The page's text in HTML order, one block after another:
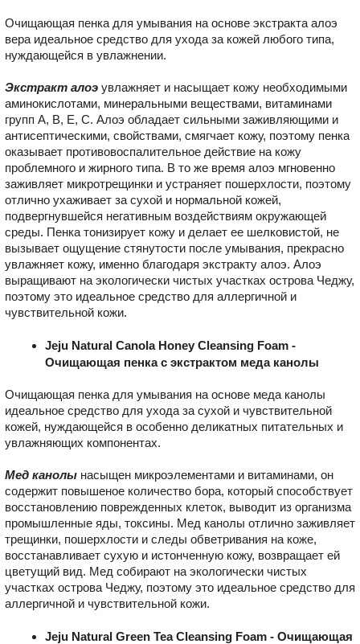
Очищающая пенка для умывания на основе экстракта алоэ
вера идеальное средство для ухода за кожей любого типа,
нуждающейся в увлажнении.
Экстракт алоэ увлажняет и насыщает кожу необходимыми
аминокислотами, минеральными веществами, витаминами
групп A, B, E, C. Алоэ обладает сильными заживляющими и
антисептическими, свойствами, смягчает кожу, поэтому пенка
оказывает противовоспалительное действие на кожу
проблемного и жирного типа. В то же время алоэ мгновенно
заживляет микротрещинки и устраняет пошерхлости, поэтому
отлично ухаживает за сухой и нормальной кожей,
подвергнувшейся негативным воздействиям окружающей
среды. Пенка тонизирует кожу и делает ее шелковистой, не
вызывает ощущение стянутости после умывания, прекрасно
увлажняет кожу, именно благодаря экстракту алоэ. Алоэ
выращивают на экологически чистых участках острова Чеджу,
поэтому это идеальное средство для аллергичной и
чувствительной кожи.
Jeju Natural Canola Honey Cleansing Foam -
Очищающая пенка с экстрактом меда канолы
Очищающая пенка для умывания на основе меда канолы
идеальное средство для ухода за сухой и чувствительной
кожей, нуждающейся в особенно деликатных питательных и
увлажняющих компонентах.
Мед канолы насыщен микроэлементами и витаминами, он
содержит повышеное количество бора, который способствует
восстановлению поврежденных клеток, выводит из организма
промышленные яды, токсины. Мед канолы отлично заживляет
трещинки, пошерхлости и следы обветривания на коже,
восстанавливает сухую и истонченную кожу, возвращает ей
цветущий вид. Мед собирают на экологически чистых
участках острова Чеджу, поэтому это идеальное средство для
аллергичной и чувствительной кожи.
Jeju Natural Green Tea Cleansing Foam - Очищающая